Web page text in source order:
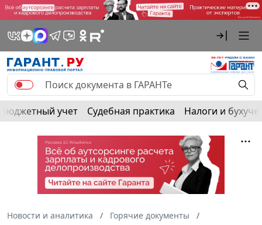
Бюджетный учет Судебная практика Налоги и
Новости и аналитика
Горячие документы